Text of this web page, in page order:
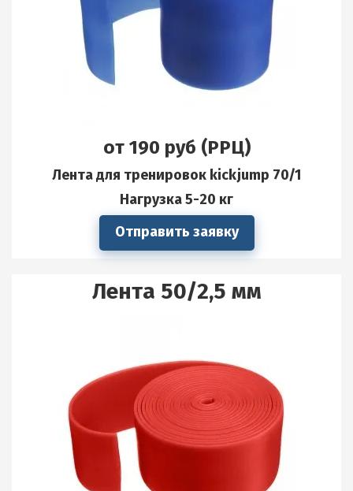
от 190 руб (РРЦ)
Лента для тренировок kickjump 70/1
Нагрузка 5-20 кг
Отправить заявку
Лента 50/2,5 мм